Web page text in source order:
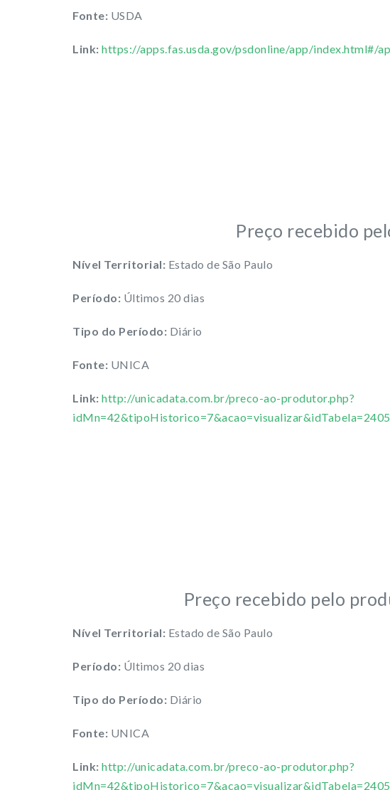
Fonte: USDA
Link: https://apps.fas.usda.gov/psdonline/app/index.html#/
Preço recebido
Nível Territorial: Estado de São Paulo
Período: Últimos 20 dias
Tipo do Período: Diário
Fonte: UNICA
Link: http://unicadata.com.br/preco-ao-produtor.php?
Preço recebido pelo
Nível Territorial: Estado de São Paulo
Período: Últimos 20 dias
Tipo do Período: Diário
Fonte: UNICA
Link: http://unicadata.com.br/preco-ao-produtor.php?